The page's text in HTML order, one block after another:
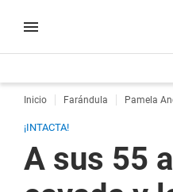
Inicio Farándula Pamela
¡INTACTA!
A sus 55